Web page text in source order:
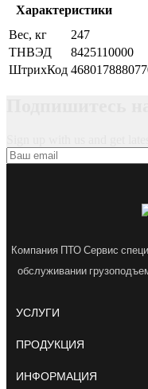
Характеристики
Вес, кг
247
ТНВЭД
8425110000
ШтрихКод
Компания ПТО Сервис
обслуживании
УСЛУГИ
ПРОДУКЦИЯ
ИНФОРМАЦИЯ